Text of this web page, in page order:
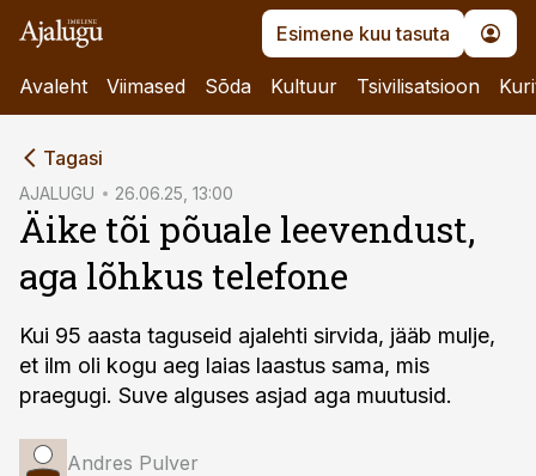
Esimene kuu tasuta
Avaleht Viimased Sõda Kultuur Tsivilisatsioon
Tagasi
AJALUGU 26.06.25, 13:00
Äike tõi põuale leevendust,
aga lõhkus telefone
Kui 95 aasta taguseid ajalehti sirvida, jääb mulje,
et ilm oli kogu aeg laias laastus sama, mis
praegugi. Suve alguses asjad aga muutusid.
Andres Pulver